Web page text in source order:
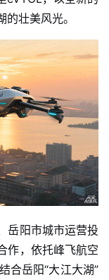
壮美风光。
岳阳市城市运营投
作，依托峰飞航空
合岳阳“大江大湖”